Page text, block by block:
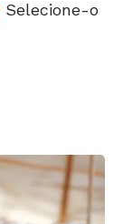
Selecione-o